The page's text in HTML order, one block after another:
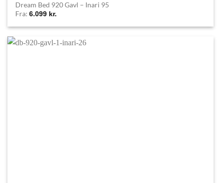
Dream Bed 920 Gavl – Inari 95
Fra:6.099 kr.